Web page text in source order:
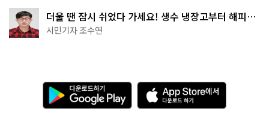
더울 땐 잠시 쉬었다 가세요! 생수 냉장고부터 해피소
·무더위쉼터까지
시민기자 조수연
다
운
로
A
p
p